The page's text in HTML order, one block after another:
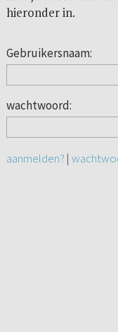
hieronder in.
Gebruikersnaam:
wachtwoord:
aanmelden? |